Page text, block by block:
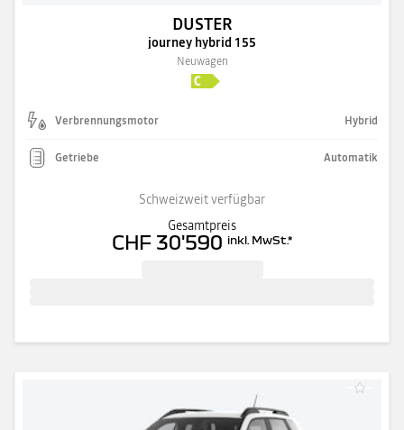
DUSTER
journey hybrid 155
Neuwagen
Verbrennungsmotor Hybrid
Getriebe Automatik
Schweizweit verfügbar
Gesamtpreis
CHF 30'590 inkl. MwSt.*